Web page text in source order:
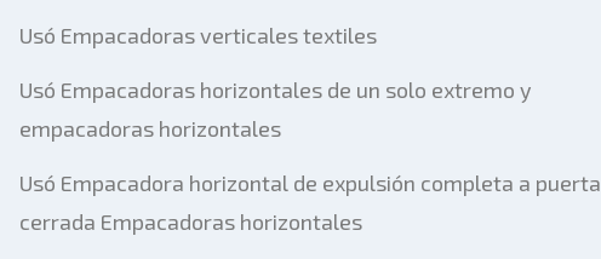
Usó Empacadoras verticales textiles
Usó Empacadoras horizontales de un solo extremo y
empacadoras horizontales
Usó Empacadora horizontal de expulsión completa a puerta
cerrada Empacadoras horizontales